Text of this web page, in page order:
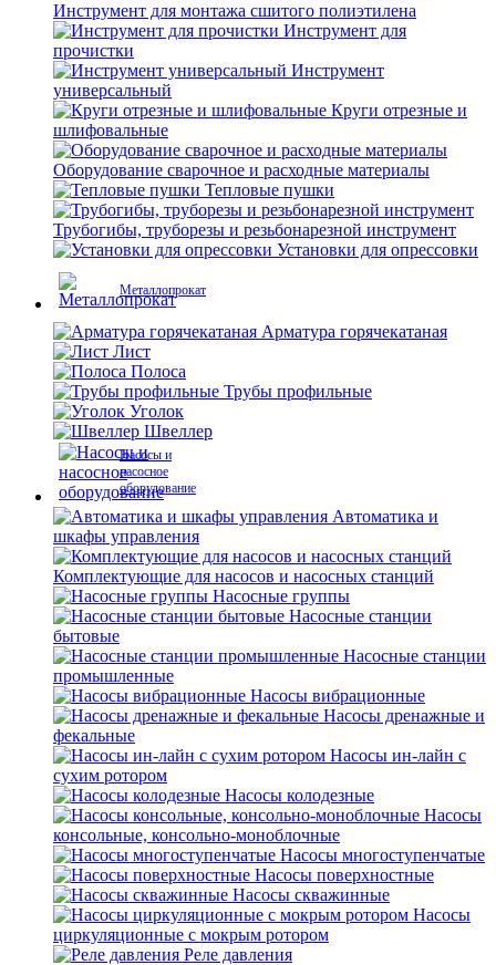
Инструмент для монтажа сшитого полиэтилена
Инструмент для
прочистки
Инструмент
универсальный
Круги отрезные и
шлифовальные
Оборудование сварочное и расходные материалы
Тепловые пушки
Трубогибы, труборезы и резьбонарезной инструмент
Установки для опрессовки
Металлопрокат
Арматура горячекатаная
Лист
Полоса
Трубы профильные
Уголок
Швеллер
Насосы и
насосное
оборудование
Автоматика и
шкафы управления
Комплектующие для насосов и насосных станций
Насосные группы
Насосные станции
бытовые
Насосные станции
промышленные
Насосы вибрационные
Насосы дренажные и
фекальные
Насосы ин-лайн с
сухим ротором
Насосы колодезные
Насосы
консольные, консольно-моноблочные
Насосы многоступенчатые
Насосы поверхностные
Насосы скважинные
Насосы
циркуляционные с мокрым ротором
Реле давления